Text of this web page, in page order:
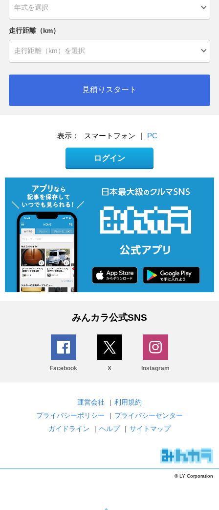
走行距離（km）
見積りスタート
表示： スマートフォン | PC
ログイン
みんカラ公式SNS
Facebook X Instagram
運営会社 | 利用規約
プライバシーポリシー
| プライバシーセンター
ガイドライン
| ヘルプ | サイトマップ
© LY Corporation